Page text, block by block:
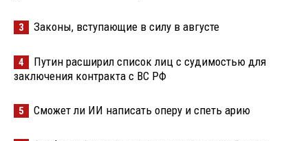
3 Законы, вступающие в силу в августе
4
Путин расширил список лиц с судимостью для
заключения контракта с ВС РФ
5 Сможет ли ИИ написать оперу и спеть арию